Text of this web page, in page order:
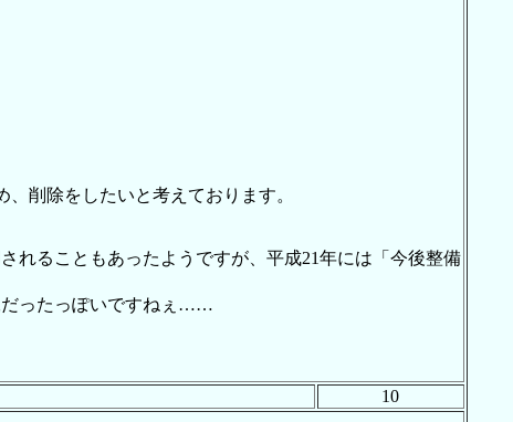
削除をしたいと考えております。
れることもあったようですが、平成21年には「今後整備
だったっぽいですねぇ……
10